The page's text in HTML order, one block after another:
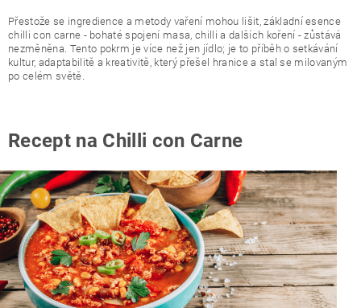
Přestože se ingredience a metody vaření mohou lišit, základní esence
chilli con carne - bohaté spojení masa, chilli a dalších koření - zůstává
nezměněna. Tento pokrm je více než jen jídlo; je to příběh o setkávání
kultur, adaptabilitě a kreativitě, který přešel hranice a stal se milovaným
po celém světě.
Recept na Chilli con Carne